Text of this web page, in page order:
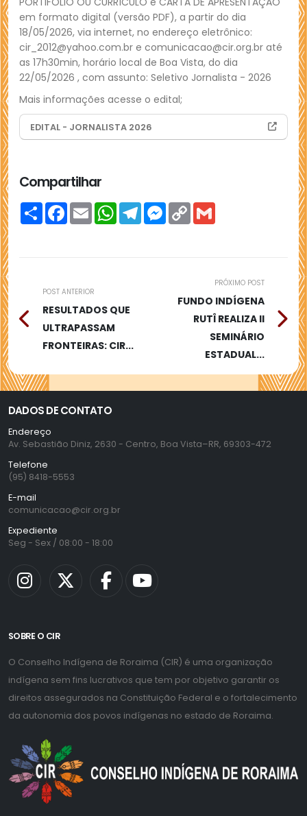
em formato digital (versão PDF), a partir do dia
18/05/2026, via internet, no endereço eletrônico:
cir_2012@yahoo.com.br e comunicacao@cir.org.br até
as 17h30min, horário local de Boa Vista, do dia
22/05/2026 , com assunto: Seletivo Jornalista - 2026
Mais informações acesse o edital;
EDITAL - JORNALISTA 2026
(abre em nova janela)
Compartilhar
Compartilhar
Facebook
Email WhatsAppTelegramMessenger
Copy
Link
POST ANTERIOR
RESULTADOS QUE
ULTRAPASSAM
FRONTEIRAS: CIR...
PRÓXIMO POST
FUNDO INDÍGENA
RUTÎ REALIZA II
SEMINÁRIO
ESTADUAL...
DADOS DE CONTATO
Endereço
Av. Sebastião Diniz, 2630 - Centro, Boa Vista–RR, 69303-472
Telefone
(95) 8418-5553
E-mail
comunicacao@cir.org.br
Expediente
Seg - Sex / 08:00 - 18:00
SOBRE O CIR
O Conselho Indígena de Roraima (CIR) é uma organização
indígena sem fins lucrativos que tem por objetivo garantir os
direitos assegurados na Constituição Federal e o fortalecimento
da autonomia dos povos indígenas no estado de Roraima.